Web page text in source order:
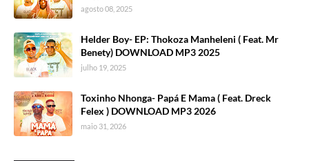
agosto 08, 2025
Helder Boy- EP: Thokoza Manheleni ( Feat. Mr
Benety) DOWNLOAD MP3 2025
julho 19, 2025
Toxinho Nhonga- Papá E Mama ( Feat. Dreck
Felex ) DOWNLOAD MP3 2026
maio 31, 2026